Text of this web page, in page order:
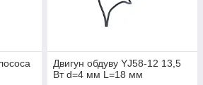
Двигун обдуву YJ58-12 13,5
Вт d=4 мм L=18 мм